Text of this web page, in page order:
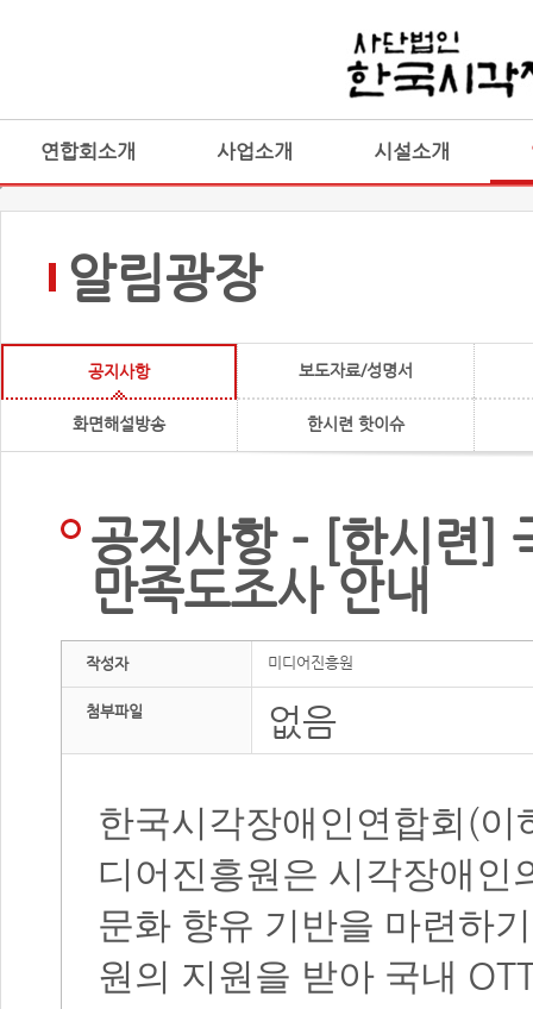
연합회소개 사업소개 시설소개
알림광장
공지사항 보도자료/성명서
화면해설방송 한시련 핫이슈
공지사항 - [한시련]
만족도조사 안내
작성자 미디어진흥원
첨부파일 없음
한국시각장애인연합회 (이
디어진흥원은 시각장애인
문화 향유 기반을 마련하
원의 지원을 받아 국내